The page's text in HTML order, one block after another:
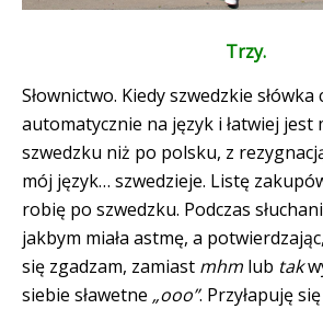
Trzy.
Słownictwo. Kiedy szwedzkie słówka
automatycznie na język i łatwiej jest
szwedzku niż po polsku, z
mój język… szwedzieje. Listę
robię po szwedzku. Podczas
jakbym miała astmę, a
się zgadzam, zamiast mhm lub tak
siebie sławetne „ooo”. Przyłapuję